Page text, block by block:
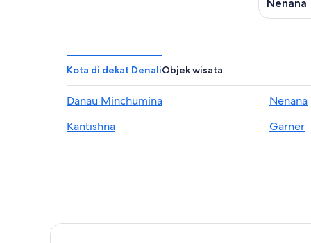
Agu
Nenana
Kota di dekat DenaliObjek wisata
Danau Minchumina Nenana
Kantishna
Garner